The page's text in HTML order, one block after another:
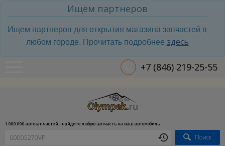
Ищем партнеров
Ищем партнеров для открытия магазина запчастей в
любом городе. Прочитать подробнее здесь
+7 (846) 219-25-55
1.000.000 автозапчастей - найдите любую запчасть на ваш автомобиль
Поиск